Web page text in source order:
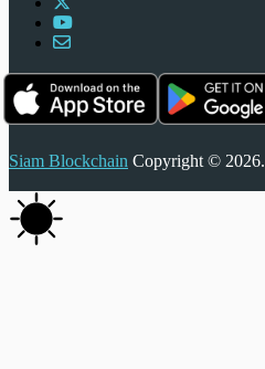
Siam Blockchain Copyright © 2026.